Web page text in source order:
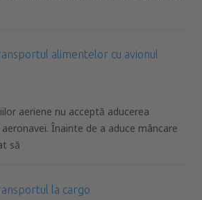
alimentelor cu avionul
aeriene nu acceptă aducerea
Înainte de a aduce mâncare
să
la cargo